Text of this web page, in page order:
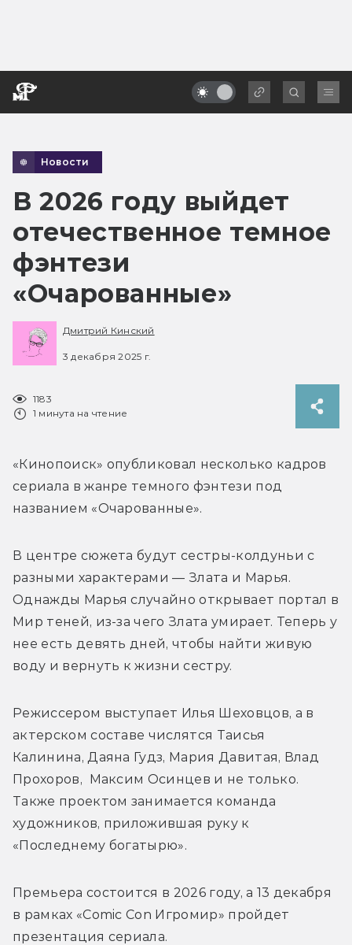
Новости
В 2026 году выйдет
отечественное темное
фэнтези
«Очарованные»
Дмитрий Кинский
3 декабря 2025 г.
1183
1 минута на чтение
«Кинопоиск» опубликовал несколько кадров
сериала в жанре темного фэнтези под
названием «Очарованные».
В центре сюжета будут сестры-колдуньи с
разными характерами — Злата и Марья.
Однажды Марья случайно открывает портал в
Мир теней, из-за чего Злата умирает. Теперь у
нее есть девять дней, чтобы найти живую
воду и вернуть к жизни сестру.
Режиссером выступает Илья Шеховцов, а в
актерском составе числятся Таисья
Калинина, Даяна Гудз, Мария Давитая, Влад
Прохоров,  Максим Осинцев и не только.
Также проектом занимается команда
художников, приложившая руку к
«Последнему богатырю».
Премьера состоится в 2026 году, а 13 декабря
в рамках «Comic Con Игромир» пройдет
презентация сериала.